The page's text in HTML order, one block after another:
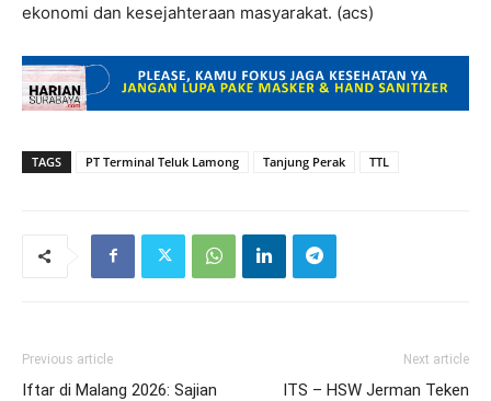
ekonomi dan kesejahteraan masyarakat. (acs)
TAGS PT Terminal Teluk Lamong Tanjung Perak TTL
Previous article
Iftar di Malang 2026: Sajian
Next article
ITS – HSW Jerman Teken